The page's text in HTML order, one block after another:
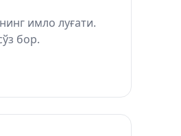
имло луғати.
бор.